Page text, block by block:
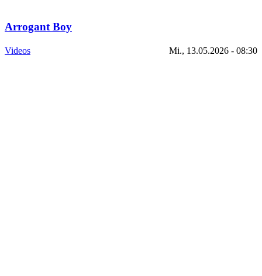
Arrogant Boy
Videos Mi., 13.05.2026 - 08:30